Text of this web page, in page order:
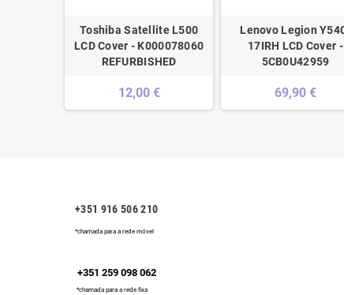
Toshiba Satellite L500
LCD Cover - K000078060
REFURBISHED
12,00 €
Lenovo Legion
17IRH LCD Cover -
5CB0U42959
69,90 €
+351 916 506 210
*chamada para a rede móvel
+351 259 098 062
*chamada para a rede fixa